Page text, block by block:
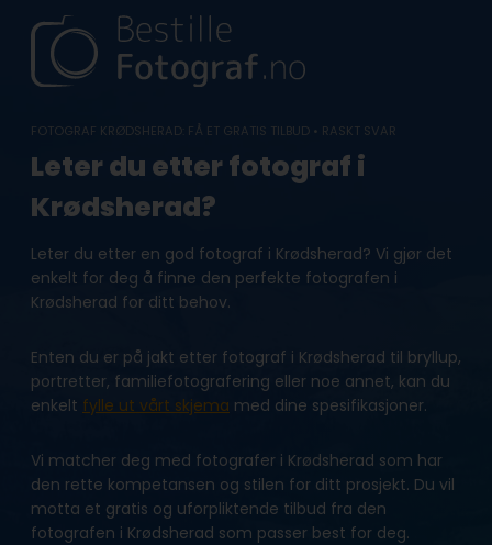
content
FOTOGRAF KRØDSHERAD: FÅ ET GRATIS TILBUD • RASKT SVAR
Leter du etter fotograf i
Krødsherad?
Leter du etter en god fotograf i Krødsherad? Vi gjør det
enkelt for deg å finne den perfekte fotografen i
Krødsherad for ditt behov.
Enten du er på jakt etter fotograf i Krødsherad til bryllup,
portretter, familiefotografering eller noe annet, kan du
enkelt fylle ut vårt skjema med dine spesifikasjoner.
Vi matcher deg med fotografer i Krødsherad som har
den rette kompetansen og stilen for ditt prosjekt. Du vil
motta et gratis og uforpliktende tilbud fra den
fotografen i Krødsherad som passer best for deg.